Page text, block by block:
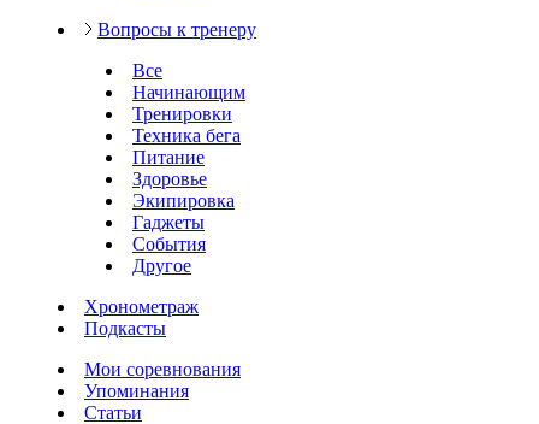
Вопросы к тренеру
Все
Начинающим
Тренировки
Техника бега
Питание
Здоровье
Экипировка
Гаджеты
События
Другое
Хронометраж
Подкасты
Мои соревнования
Упоминания
Статьи